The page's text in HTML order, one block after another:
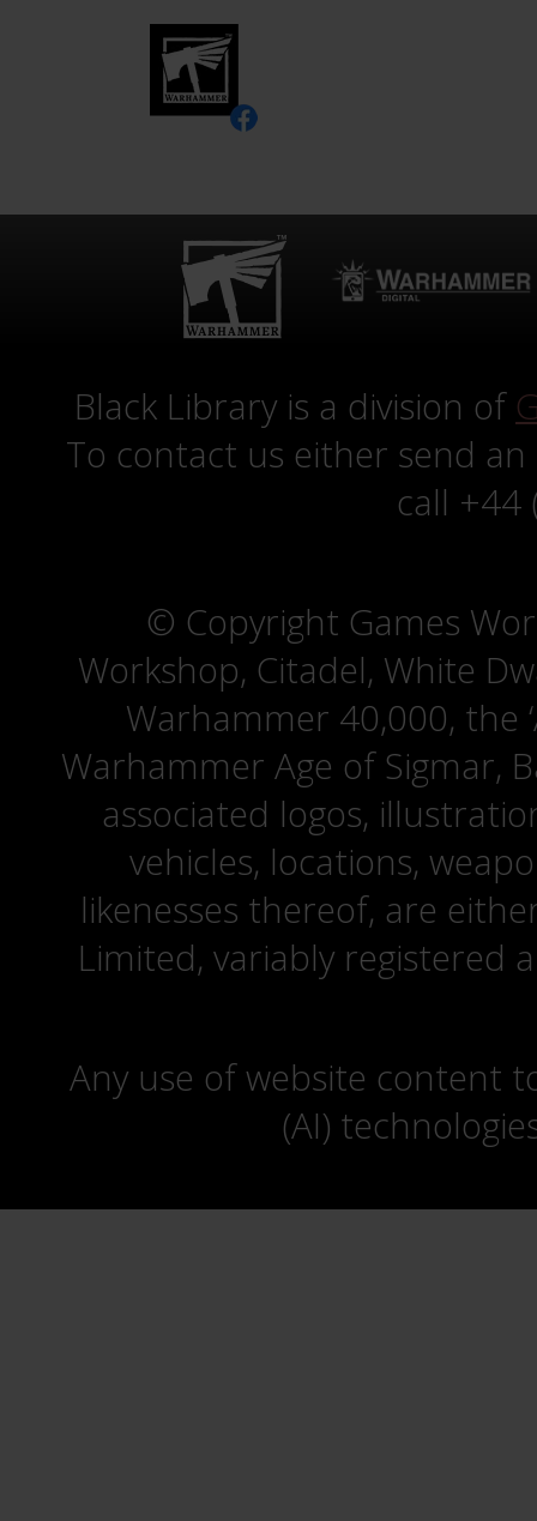
Black Library is a division of
To contact us either send
call +44
© Copyright Games
Workshop, Citadel, White
Warhammer 40,000, the
Warhammer Age of Sigmar,
associated logos,
vehicles, locations,
likenesses thereof, are
Limited, variably registered
Any use of website content
(AI)